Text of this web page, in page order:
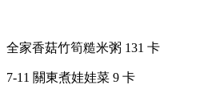
全家香菇竹筍糙米粥 131 卡
7-11 關東煮娃娃菜 9 卡